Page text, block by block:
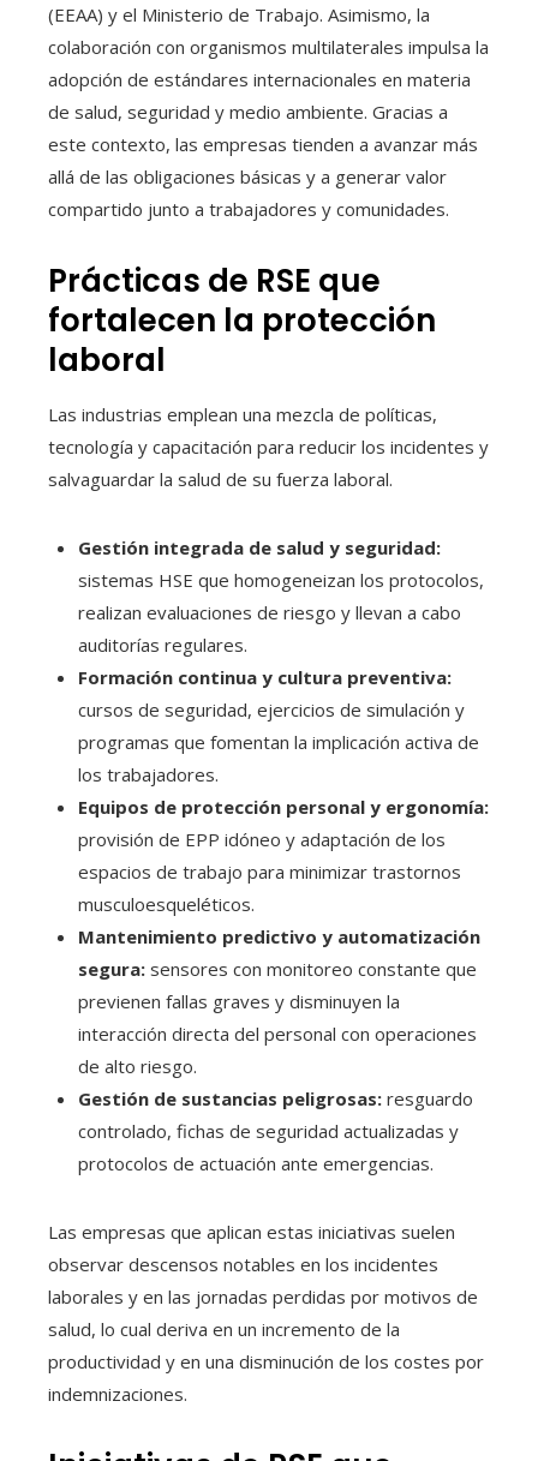
(EEAA) y el Ministerio de Trabajo. Asimismo, la
colaboración con organismos multilaterales impulsa la
adopción de estándares internacionales en materia
de salud, seguridad y medio ambiente. Gracias a
este contexto, las empresas tienden a avanzar más
allá de las obligaciones básicas y a generar valor
compartido junto a trabajadores y comunidades.
Prácticas de RSE que
fortalecen la protección
laboral
Las industrias emplean una mezcla de políticas,
tecnología y capacitación para reducir los incidentes y
salvaguardar la salud de su fuerza laboral.
Gestión integrada de salud y seguridad:
sistemas HSE que homogeneizan los protocolos,
realizan evaluaciones de riesgo y llevan a cabo
auditorías regulares.
Formación continua y cultura preventiva:
cursos de seguridad, ejercicios de simulación y
programas que fomentan la implicación activa de
los trabajadores.
Equipos de protección personal y ergonomía:
provisión de EPP idóneo y adaptación de los
espacios de trabajo para minimizar trastornos
musculoesqueléticos.
Mantenimiento predictivo y automatización
segura: sensores con monitoreo constante que
previenen fallas graves y disminuyen la
interacción directa del personal con operaciones
de alto riesgo.
Gestión de sustancias peligrosas: resguardo
controlado, fichas de seguridad actualizadas y
protocolos de actuación ante emergencias.
Las empresas que aplican estas iniciativas suelen
observar descensos notables en los incidentes
laborales y en las jornadas perdidas por motivos de
salud, lo cual deriva en un incremento de la
productividad y en una disminución de los costes por
indemnizaciones.